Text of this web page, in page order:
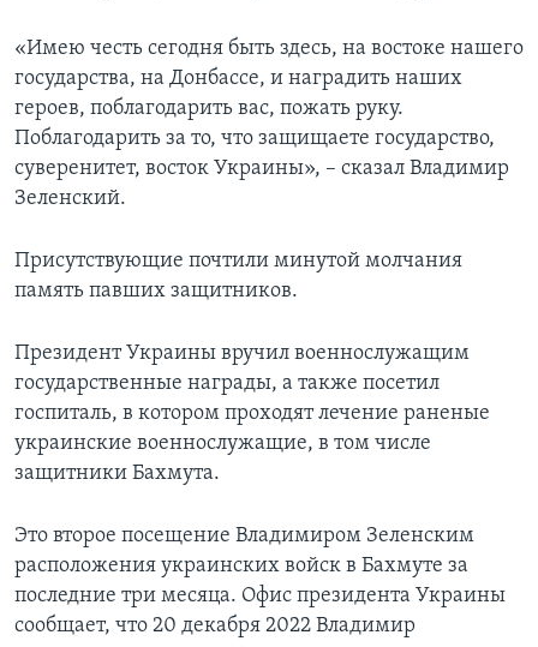
«Имею честь сегодня быть здесь, на востоке нашего
государства, на Донбассе, и наградить наших
героев, поблагодарить вас, пожать руку.
Поблагодарить за то, что защищаете государство,
суверенитет, восток Украины», – сказал Владимир
Зеленский.
Присутствующие почтили минутой молчания
память павших защитников.
Президент Украины вручил военнослужащим
государственные награды, а также посетил
госпиталь, в котором проходят лечение раненые
украинские военнослужащие, в том числе
защитники Бахмута.
Это второе посещение Владимиром Зеленским
расположения украинских войск в Бахмуте за
последние три месяца. Офис президента Украины
сообщает, что 20 декабря 2022 Владимир